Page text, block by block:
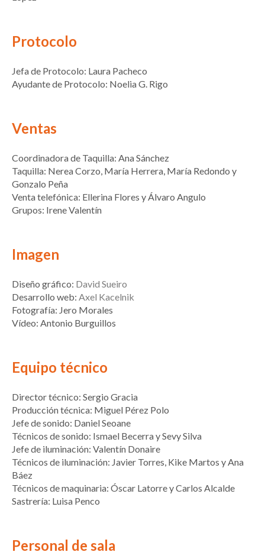
Protocolo
Jefa de Protocolo: Laura Pacheco
Ayudante de Protocolo: Noelia G. Rigo
Ventas
Coordinadora de Taquilla: Ana Sánchez
Taquilla: Nerea Corzo, María Herrera, María Redondo y
Gonzalo Peña
Venta telefónica: Ellerina Flores y Álvaro Angulo
Grupos: Irene Valentín
Imagen
Diseño gráfico: David Sueiro
Desarrollo web: Axel Kacelnik
Fotografía: Jero Morales
Vídeo: Antonio Burguillos
Equipo técnico
Director técnico: Sergio Gracia
Producción técnica: Miguel Pérez Polo
Jefe de sonido: Daniel Seoane
Técnicos de sonido: Ismael Becerra y Sevy Silva
Jefe de iluminación: Valentín Donaire
Técnicos de iluminación: Javier Torres, Kike Martos y Ana
Báez
Técnicos de maquinaria: Óscar Latorre y Carlos Alcalde
Sastrería: Luisa Penco
Personal de sala